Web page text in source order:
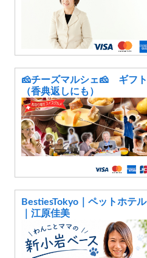
🧀チーズマルシェ🧀 ギフト
（香典返しにも）
BestiesTokyo｜ペットホテル
｜江原佳美